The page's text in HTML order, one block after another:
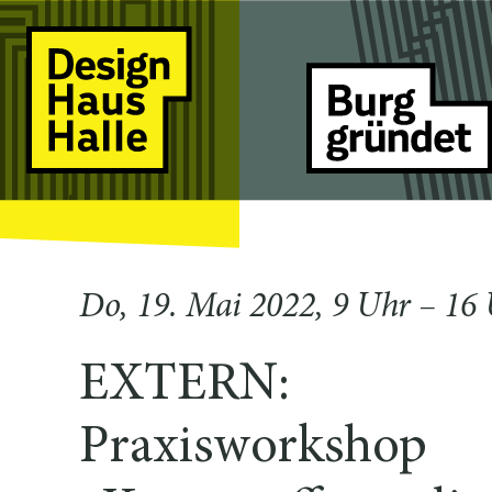
Do, 19. Mai 2022, 9 Uhr – 16
EXTERN:
Praxisworkshop